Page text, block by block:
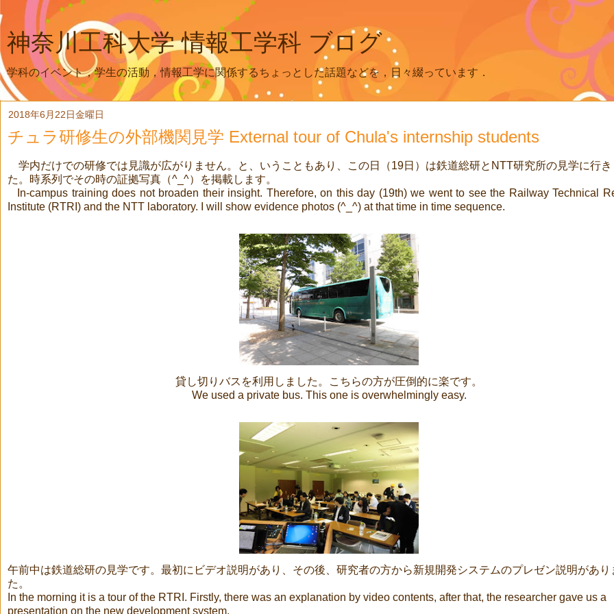
神奈川工科大学 情報工学科 ブログ
学科のイベント，学生の活動，情報工学に関係するちょっとした話題などを，日々綴っています．
2018年6月22日金曜日
チュラ研修生の外部機関見学 External tour of Chula's internship students
学内だけでの研修では見識が広がりません。と、いうこともあり、この日（19日）は鉄道総研と NTT研究所の見学に行
た。時系列でその時の証拠写真（^_^）を掲載します。
In-campus training does not broaden their insight. Therefore, on this day (19th) we went to see the Railway Technical
Institute (RTRI) and the NTT laboratory. I will show evidence photos (^_^) at that time in time sequence.
貸し切りバスを利用しました。こちらの方が圧倒的に楽です。
We used a private bus. This one is overwhelmingly easy.
午前中は鉄道総研の見学です。最初にビデオ説明があり、その後、研究者の方から新規開発システムのプレゼン説明があり
た。
In the morning it is a tour of the RTRI. Firstly, there was an explanation by video contents, after that, the researcher gave us a
presentation on the new development system.